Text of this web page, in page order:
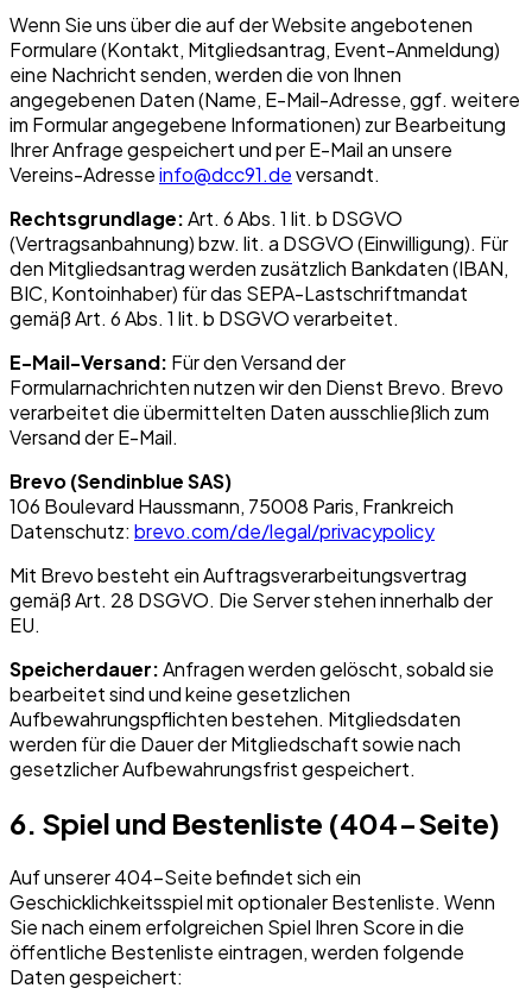
Wenn Sie uns über die auf der Website angebotenen
Formulare (Kontakt, Mitgliedsantrag, Event-Anmeldung)
eine Nachricht senden, werden die von Ihnen
angegebenen Daten (Name, E-Mail-Adresse, ggf. weitere
im Formular angegebene Informationen) zur Bearbeitung
Ihrer Anfrage gespeichert und per E-Mail an unsere
Vereins-Adresseinfo@dcc91.deversandt.
Rechtsgrundlage:Art. 6 Abs. 1 lit. b DSGVO
(Vertragsanbahnung) bzw. lit. a DSGVO (Einwilligung). Für
den Mitgliedsantrag werden zusätzlich Bankdaten (IBAN,
BIC, Kontoinhaber) für das SEPA-Lastschriftmandat
gemäß Art. 6 Abs. 1 lit. b DSGVO verarbeitet.
E-Mail-Versand: Für den Versand der
Formularnachrichten nutzen wir den Dienst Brevo. Brevo
verarbeitet die übermittelten Daten ausschließlich zum
Versand der E-Mail.
Brevo (Sendinblue SAS)
106 Boulevard Haussmann, 75008 Paris, Frankreich
Datenschutz: brevo.com/de/legal/privacypolicy
Mit Brevo besteht ein Auftragsverarbeitungsvertrag
gemäß Art. 28 DSGVO. Die Server stehen innerhalb der
EU.
Speicherdauer:Anfragen werden gelöscht, sobald sie
bearbeitet sind und keine gesetzlichen
Aufbewahrungspflichten bestehen. Mitgliedsdaten
werden für die Dauer der Mitgliedschaft sowie nach
gesetzlicher Aufbewahrungsfrist gespeichert.
6. Spiel und Bestenliste (404-Seite)
Auf unserer 404-Seite befindet sich ein
Geschicklichkeitsspiel mit optionaler Bestenliste. Wenn
Sie nach einem erfolgreichen Spiel Ihren Score in die
öffentliche Bestenliste eintragen, werden folgende
Daten gespeichert: